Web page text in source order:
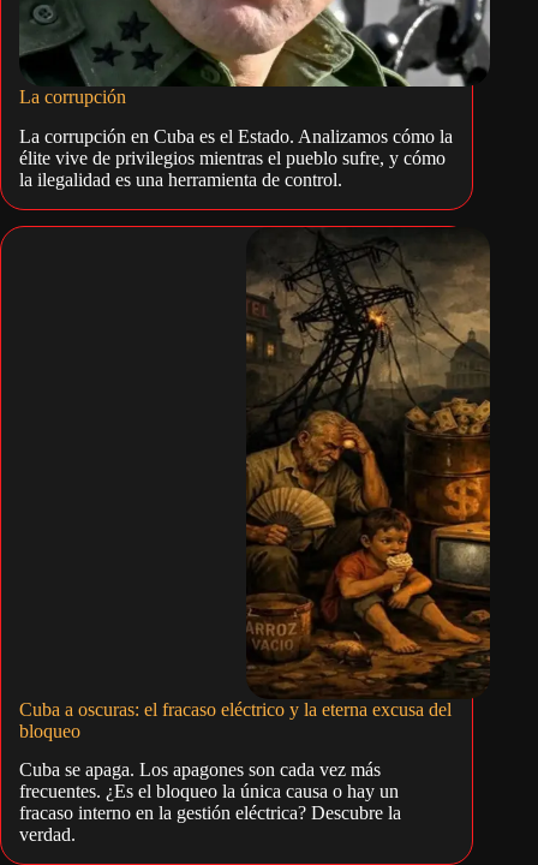
La corrupción
La corrupción en Cuba es el Estado. Analizamos cómo la
élite vive de privilegios mientras el pueblo sufre, y cómo
la ilegalidad es una herramienta de control.
Cuba a oscuras: el fracaso eléctrico y la eterna excusa del
bloqueo
Cuba se apaga. Los apagones son cada vez más
frecuentes. ¿Es el bloqueo la única causa o hay un
fracaso interno en la gestión eléctrica? Descubre la
verdad.